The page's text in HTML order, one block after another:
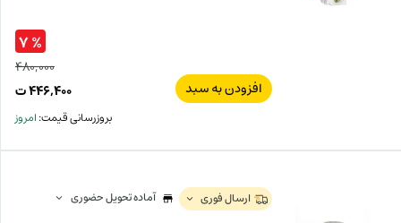
افزودن به سبد
۴۸۰,۰۰۰
۴۴۶,۴۰۰ت
% ۷
بروزرسانی قیمت:امروز
ارسال فوری آماده تحویل حضوری